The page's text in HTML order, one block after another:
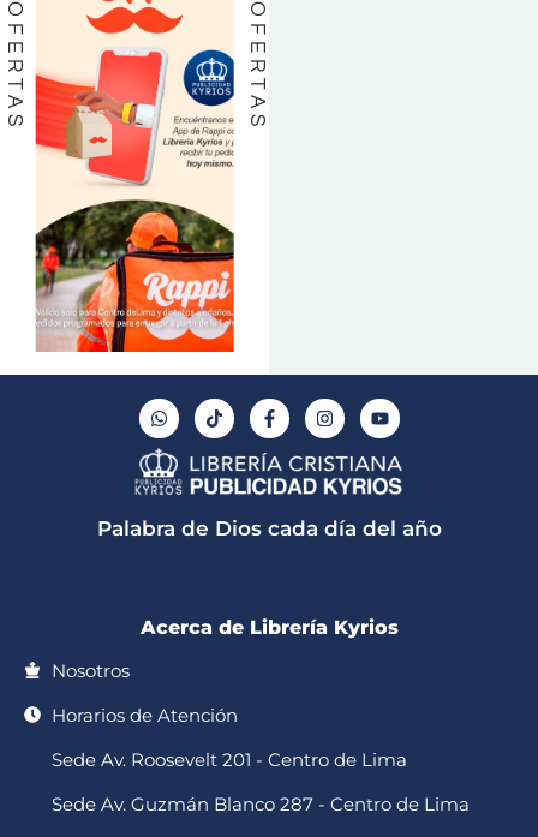
OFERTAS
OFERTAS
W
h
a
t
s
a
p
T
i
k
t
o
k
F
a
c
e
b
o
k
I
n
s
t
a
g
a
Y
o
u
t
u
b
Palabra de Dios cada día del año
Acerca de Librería Kyrios
Nosotros
Horarios de Atención
Sede Av. Roosevelt 201 - Centro de Lima
Sede Av. Guzmán Blanco 287 - Centro de Lima